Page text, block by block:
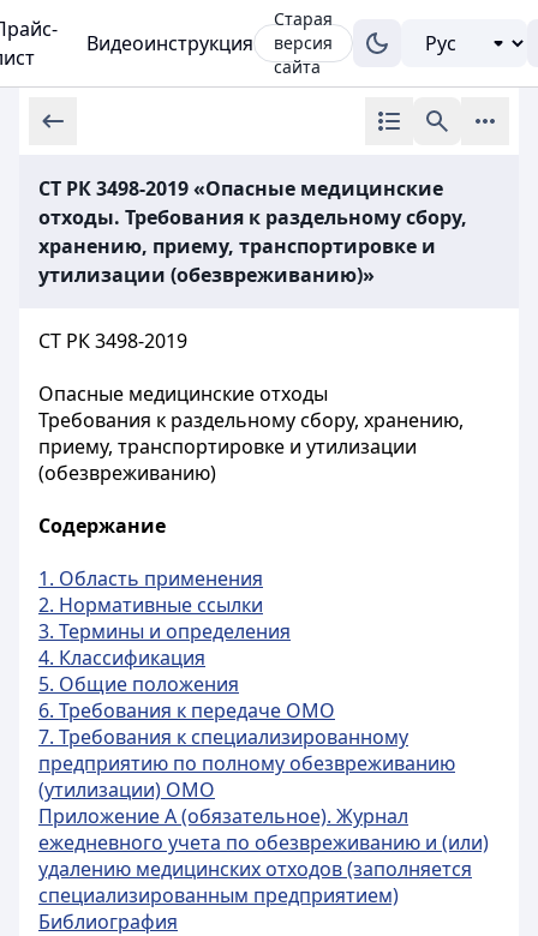
Видеоинструкция
Старая
версия
сайта
СТ РК 3498-2019 «Опасные медицинские
отходы. Требования к раздельному сбору,
хранению, приему, транспортировке и
утилизации (обезвреживанию)»
СТ РК 3498-2019
Опасные медицинские отходы
Требования к раздельному сбору, хранению,
приему, транспортировке и утилизации
(обезвреживанию)
Содержание
1. Область применения
2. Нормативные ссылки
3. Термины и определения
4. Классификация
5. Общие положения
6. Требования к передаче ОМО
7. Требования к специализированному
предприятию по полному обезвреживанию
(утилизации) ОМО
Приложение А (обязательное). Журнал
ежедневного учета по обезвреживанию и (или)
удалению медицинских отходов (заполняется
специализированным предприятием)
Библиография